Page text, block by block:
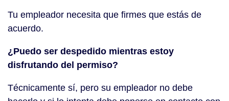
Tu empleador necesita que firmes que estás de
acuerdo.
¿Puedo ser despedido mientras estoy
disfrutando del permiso?
Técnicamente sí, pero su empleador no debe